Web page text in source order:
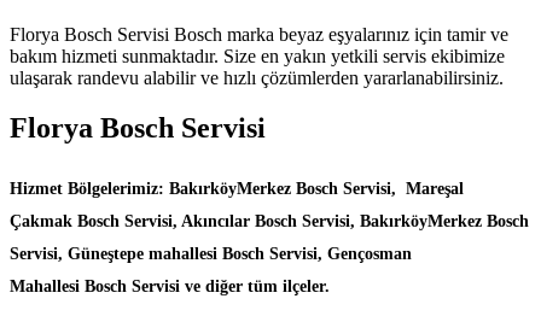
Florya Bosch Servisi Bosch marka beyaz eşyalarınız için tamir ve
bakım hizmeti sunmaktadır. Size en yakın yetkili servis ekibimize
ulaşarak randevu alabilir ve hızlı çözümlerden yararlanabilirsiniz.
Florya Bosch Servisi
Hizmet Bölgelerimiz: BakırköyMerkez Bosch Servisi, Mareşal
Çakmak Bosch Servisi, Akıncılar Bosch Servisi, BakırköyMerkez Bosch
Servisi, Güneştepe mahallesi Bosch Servisi, Gençosman
Mahallesi Bosch Servisi ve diğer tüm ilçeler.